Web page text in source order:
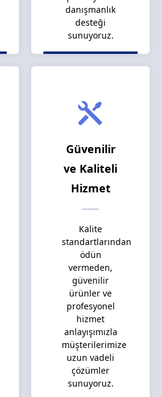
danışmanlık
desteği
sunuyoruz.
Güvenilir
ve Kaliteli
Hizmet
Kalite
standartlarından
ödün
vermeden,
güvenilir
ürünler ve
profesyonel
hizmet
anlayışımızla
müşterilerimize
uzun vadeli
çözümler
sunuyoruz.